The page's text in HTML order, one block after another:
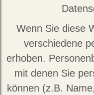
Wenn Sie diese
verschiedene
erhoben.
mit denen Sie
können (z.B.